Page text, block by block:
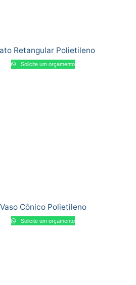
Retangular Polietileno
Solicite um orçamento
Vaso Cônico Polietileno
Solicite um orçamento